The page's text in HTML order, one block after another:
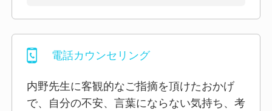
電話カウンセリング
内野先生に客観的なご指摘を頂けたおかげ
で、自分の不安、言葉にならない気持ち、考